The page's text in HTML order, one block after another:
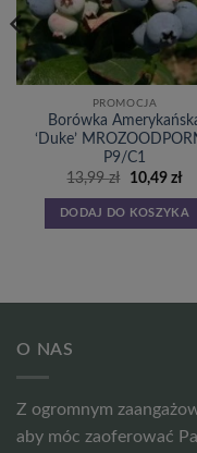
PROMOCJA
Borówka
‘Duke’
P9/C1
13,99zł
Pierwotna
wynosiła:
13,99 zł.
10,49 zł
DODAJ DO KOSZYKA
O NAS
Z ogromnym
aby móc zaoferować